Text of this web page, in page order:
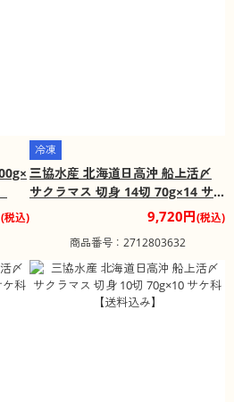
(税込)
冷凍
三協水産 北海道日高沖 船上活〆
サクラマス 切身 14切 70g×14 サ
9,720円(税込)
商品番号：2712803632